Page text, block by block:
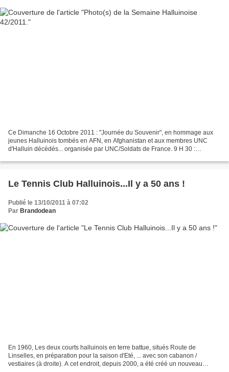
Ce Dimanche 16 Octobre 2011 : "Journée du Souvenir", en hommage aux
jeunes Halluinois tombés en AFN, en Afghanistan et aux membres UNC
d'Halluin décédés... organisée par UNC/Soldats de France. 9 H 30 :
Le Tennis Club Halluinois...Il y a 50 ans !
Publié le 13/10/2011 à 07:02
Par Brandodean
En 1960, Les deux courts halluinois en terre battue, situés Route de
Linselles, en préparation pour la saison d'Eté, ... avec son cabanon /
vestiaires (à droite). A cet endroit, depuis 2000, a été créé un nouveau